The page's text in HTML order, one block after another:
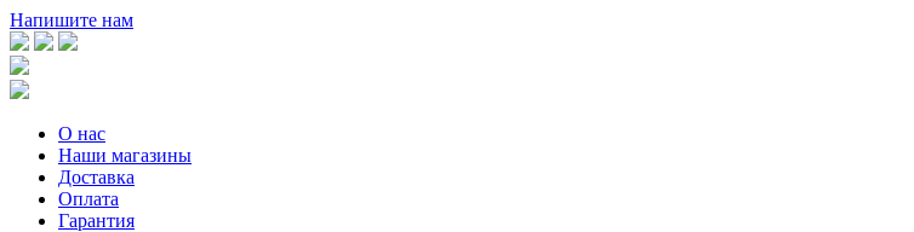
Напишите нам
О нас
Наши магазины
Доставка
Оплата
Гарантия